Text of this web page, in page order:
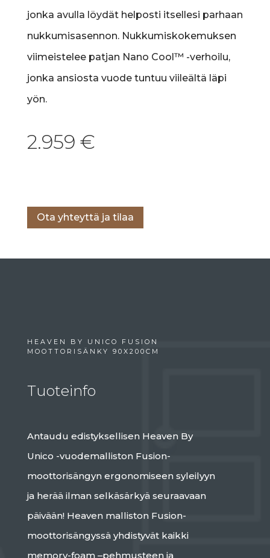
jonka avulla löydät helposti itsellesi parhaan
nukkumisasennon. Nukkumiskokemuksen
viimeistelee patjan Nano Cool™ -verhoilu,
jonka ansiosta vuode tuntuu viileältä läpi
yön.
2.959 €
Ota yhteyttä ja tilaa
HEAVEN BY UNICO FUSION
MOOTTORISÄNKY 90X200CM
Tuoteinfo
Antaudu edistyksellisen Heaven By
Unico -vuodemalliston Fusion-
moottorisängyn ergonomiseen syleilyyn
ja herää ilman selkäsärkyä seuraavaan
päivään! Heaven malliston Fusion-
moottorisängyssä yhdistyvät kaikki
memory-foam ­­–pehmusteen ja